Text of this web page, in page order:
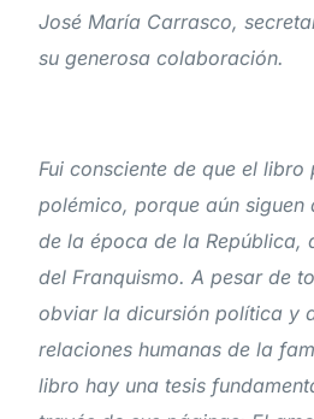
José María Carrasco,
su generosa colaboración.
Fui consciente de que el libro
polémico, porque aún
de la época de la República,
del Franquismo. A pesar de
obviar la dicursión política y
relaciones humanas de la
libro hay una tesis